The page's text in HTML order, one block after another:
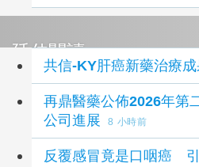
延伸閱讀
共信-KY肝癌新藥治療成
再鼎醫藥公佈2026年第
公司進展
8 小時前
反覆感冒竟是口咽癌